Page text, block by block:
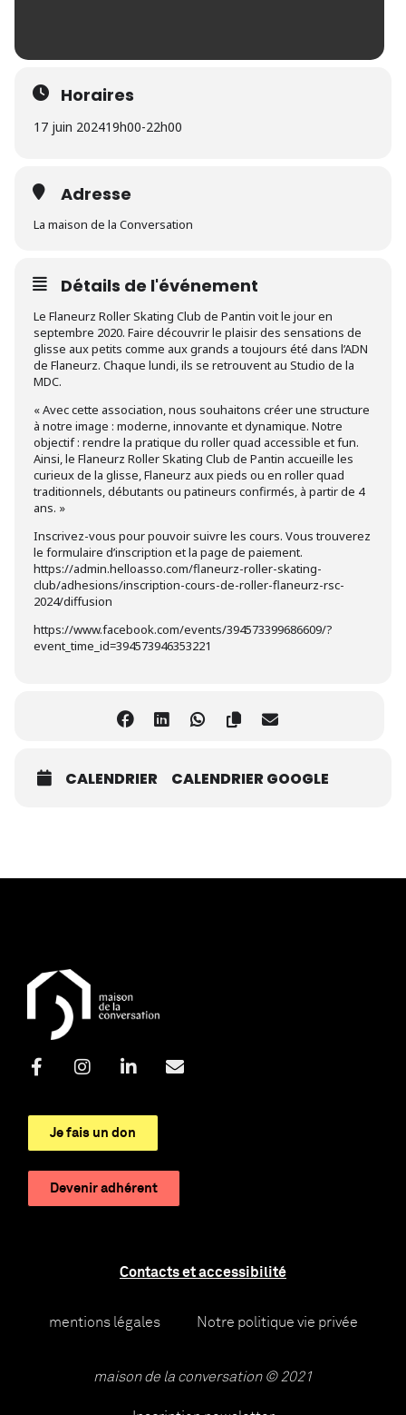
Horaires
17 juin 202419h00-22h00
Adresse
La maison de la Conversation
Détails de l'événement
Le Flaneurz Roller Skating Club de Pantin voit le jour en
septembre 2020. Faire découvrir le plaisir des sensations de
glisse aux petits comme aux grands a toujours été dans l’ADN
de Flaneurz. Chaque lundi, ils se retrouvent au Studio de la
MDC.
« Avec cette association, nous souhaitons créer une structure
à notre image : moderne, innovante et dynamique. Notre
objectif : rendre la pratique du roller quad accessible et fun.
Ainsi, le Flaneurz Roller Skating Club de Pantin accueille les
curieux de la glisse, Flaneurz aux pieds ou en roller quad
traditionnels, débutants ou patineurs confirmés, à partir de 4
ans. »
Inscrivez-vous pour pouvoir suivre les cours. Vous trouverez
le formulaire d’inscription et la page de paiement.
https://admin.helloasso.com/flaneurz-roller-skating-
club/adhesions/inscription-cours-de-roller-flaneurz-rsc-
2024/diffusion
https://www.facebook.com/events/394573399686609/?
event_time_id=394573946353221
CALENDRIER CALENDRIER GOOGLE
Je fais un don
Devenir adhérent
Contacts et accessibilité
mentions légales Notre politique vie privée
maison de la conversation © 2021